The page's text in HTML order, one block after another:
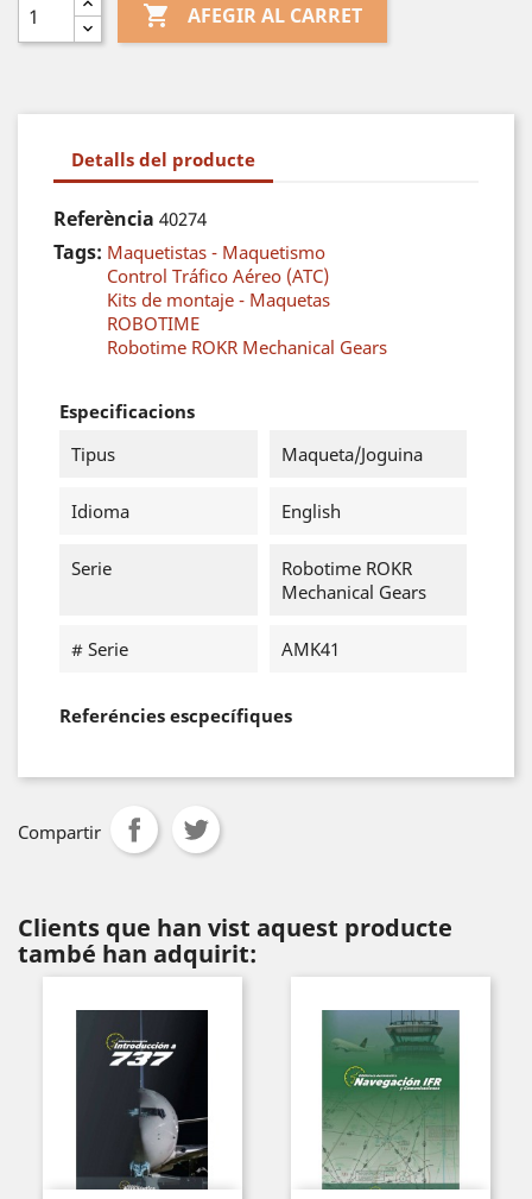
 AFEGIR AL CARRET
Detalls del producte
Referència 40274
Tags: Maquetistas - Maquetismo
Control Tráfico Aéreo (ATC)
Kits de montaje - Maquetas
ROBOTIME
Robotime ROKR Mechanical Gears
Especificacions
Tipus
Maqueta/Joguina
Idioma English
Serie
Robotime ROKR
Mechanical Gears
# Serie AMK41
Referéncies escpecífiques
Compartir
Clients que han vist aquest producte
també han adquirit: